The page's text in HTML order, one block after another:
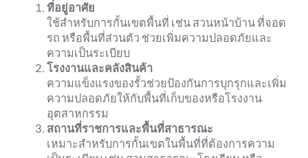
ที่อยู่อาศัย
ใช้สำหรับการกั้นเขตพื้นที่ เช่น สวนหน้าบ้าน ที่จอด
รถ หรือพื้นที่ส่วนตัว ช่วยเพิ่มความปลอดภัยและ
ความเป็นระเบียบ
โรงงานและคลังสินค้า
ความแข็งแรงของรั้วช่วยป้องกันการบุกรุกและเพิ่ม
ความปลอดภัยให้กับพื้นที่เก็บของหรือโรงงาน
อุตสาหกรรม
สถานที่ราชการและพื้นที่สาธารณะ
เหมาะสำหรับการกั้นเขตในพื้นที่ที่ต้องการความ